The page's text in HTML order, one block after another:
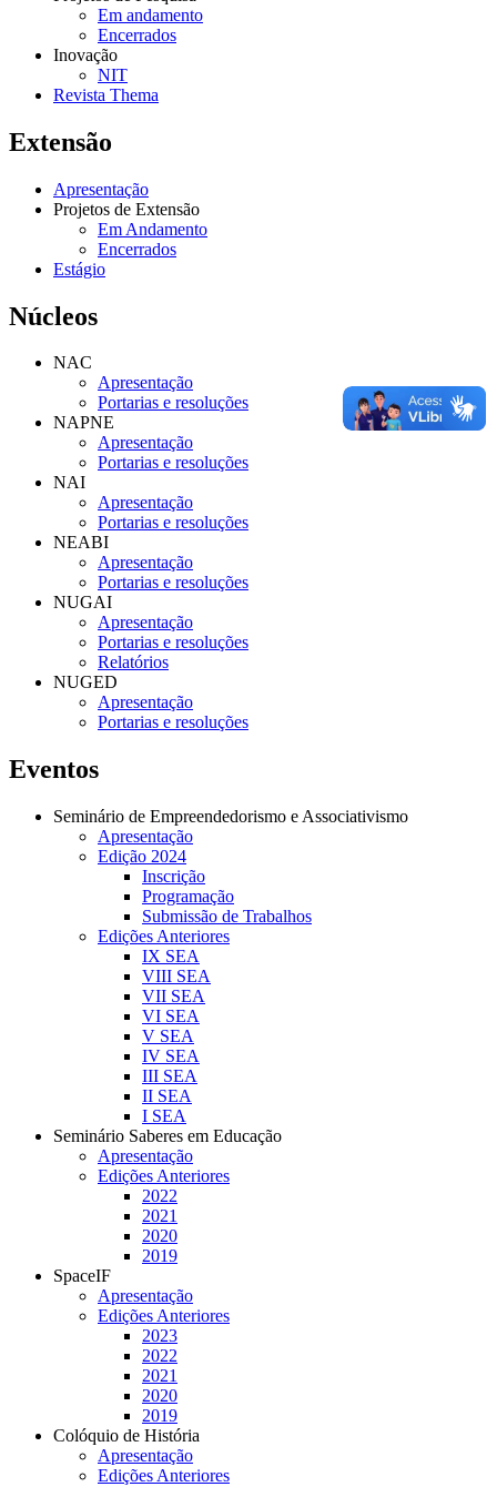
Em andamento
Encerrados
Inovação
NIT
Revista Thema
Extensão
Apresentação
Projetos de Extensão
Em Andamento
Encerrados
Estágio
Núcleos
NAC
Apresentação
Portarias e resoluções
NAPNE
Apresentação
Portarias e resoluções
NAI
Apresentação
Portarias e resoluções
NEABI
Apresentação
Portarias e resoluções
NUGAI
Apresentação
Portarias e resoluções
Relatórios
NUGED
Apresentação
Portarias e resoluções
Eventos
Seminário de Empreendedorismo e Associativismo
Apresentação
Edição 2024
Inscrição
Programação
Submissão de Trabalhos
Edições Anteriores
IX SEA
VIII SEA
VII SEA
VI SEA
V SEA
IV SEA
III SEA
II SEA
I SEA
Seminário Saberes em Educação
Apresentação
Edições Anteriores
2022
2021
2020
2019
SpaceIF
Apresentação
Edições Anteriores
2023
2022
2021
2020
2019
Colóquio de História
Apresentação
Edições Anteriores